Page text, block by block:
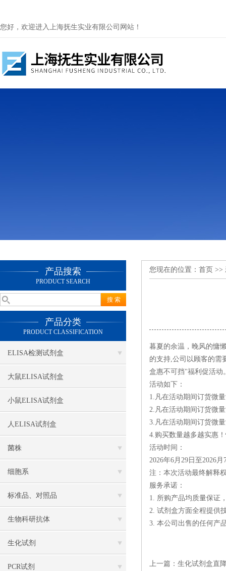
您好，欢迎进入上海抚生实业有限公司网站！
产品搜索
PRODUCT SEARCH
产品分类
PRODUCT CLASSIFICATION
ELISA检测试剂盒
大鼠ELISA试剂盒
小鼠ELISA试剂盒
人ELISA试剂盒
菌株
细胞系
标准品、对照品
生物科研抗体
生化试剂
PCR试剂
您现在的位置： 首页 >>
暮夏的余温，晚风的慵
的支持,公司以顾客的需
盒惠不可挡"福利促活动
活动如下：
1.凡在活动期间订货微
2.凡在活动期间订货微
3.凡在活动期间订货微
4.购买数量越多越实惠
活动时间：
2026年6月29日至2026月
注：本次活动最终解释
服务承诺：
1. 所购产品均质量保证
2. 试剂盒方面全程提供
3. 本公司出售的任何产
上一篇： 生化试剂盒直